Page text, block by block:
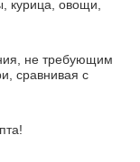
курица, овощи,
не требующим
сравнивая с